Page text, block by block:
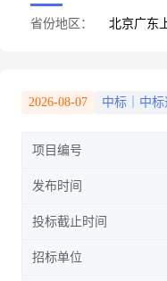
省份地区： 北京广东
2026-08-07 中标｜中标
项目编号
发布时间
投标截止时间
招标单位